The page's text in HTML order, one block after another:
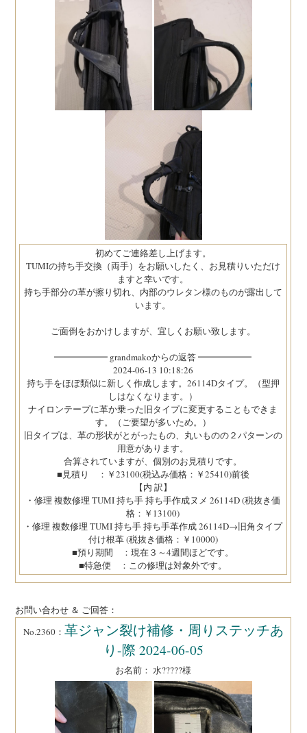
初めてご連絡差し上げます。
TUMIの持ち手交換（両手）をお願いしたく、お見積りいただけ
ますと幸いです。
持ち手部分の革が擦り切れ、内部のウレタン様のものが露出して
います。
ご面倒をおかけしますが、宜しくお願い致します。
━━━━━━ grandmakoからの返答 ━━━━━━
2024-06-13 10:18:26
持ち手をほぼ類似に新しく作成します。26114Dタイプ。（型押
しはなくなります。）
ナイロンテープに革か乗った旧タイプに変更することもできま
す。（ご要望が多いため。）
旧タイプは、革の形状がとがったもの、丸いものの２パターンの
用意があります。
合算されていますが、個別のお見積りです。
■見積り ：￥23100(税込み価格：￥25410)前後
【内 訳】
・修理 複数修理 TUMI 持ち手 持ち手作成ヌメ 26114D (税抜き価
格：￥13100)
・修理 複数修理 TUMI 持ち手 持ち手革作成 26114D→旧角タイプ
付け根革 (税抜き価格：￥10000)
■預り期間 ：現在３～4週間ほどです。
■特急便 ：この修理は対象外です。
お問い合わせ ＆ ご回答：
No.2360： 革ジャン裂け補修・周りステッチあ
り-際 2024-06-05
お名前： 水?????様